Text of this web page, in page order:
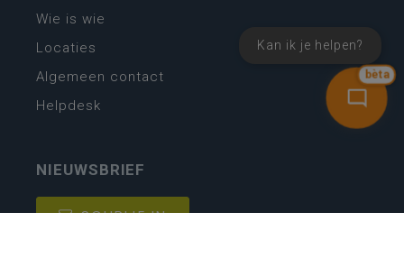
bèta
Kan ik je helpen?
Wie is wie
Locaties
Algemeen contact
Helpdesk
NIEUWSBRIEF
SCHRIJF IN